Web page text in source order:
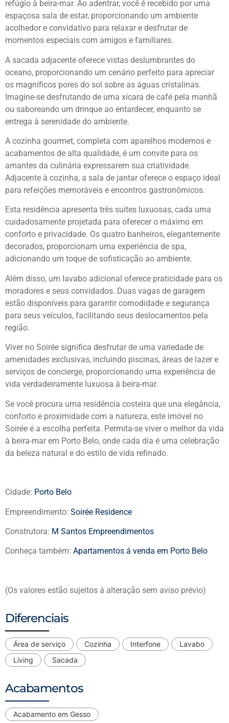
refúgio à beira-mar. Ao adentrar, você é recebido por uma
espaçosa sala de estar, proporcionando um ambiente
acolhedor e convidativo para relaxar e desfrutar de
momentos especiais com amigos e familiares.
A sacada adjacente oferece vistas deslumbrantes do
oceano, proporcionando um cenário perfeito para apreciar
os magníficos pores do sol sobre as águas cristalinas.
Imagine-se desfrutando de uma xícara de café pela manhã
ou saboreando um drinque ao entardecer, enquanto se
entrega à serenidade do ambiente.
A cozinha gourmet, completa com aparelhos modernos e
acabamentos de alta qualidade, é um convite para os
amantes da culinária expressarem sua criatividade.
Adjacente à cozinha, a sala de jantar oferece o espaço ideal
para refeições memoráveis e encontros gastronômicos.
Esta residência apresenta três suítes luxuosas, cada uma
cuidadosamente projetada para oferecer o máximo em
conforto e privacidade. Os quatro banheiros, elegantemente
decorados, proporcionam uma experiência de spa,
adicionando um toque de sofisticação ao ambiente.
Além disso, um lavabo adicional oferece praticidade para os
moradores e seus convidados. Duas vagas de garagem
estão disponíveis para garantir comodidade e segurança
para seus veículos, facilitando seus deslocamentos pela
região.
Viver no Soirée significa desfrutar de uma variedade de
amenidades exclusivas, incluindo piscinas, áreas de lazer e
serviços de concierge, proporcionando uma experiência de
vida verdadeiramente luxuosa à beira-mar.
Se você procura uma residência costeira que una elegância,
conforto e proximidade com a natureza, este imóvel no
Soirée é a escolha perfeita. Permita-se viver o melhor da vida
à beira-mar em Porto Belo, onde cada dia é uma celebração
da beleza natural e do estilo de vida refinado.
Cidade: Porto Belo
Empreendimento: Soirée Residence
Construtora: M Santos Empreendimentos
Conheça também: Apartamentos á venda em Porto Belo
(Os valores estão sujeitos á alteração sem aviso prévio)
Diferenciais
Área de serviço Cozinha Interfone
Lavabo
Living
Sacada
Acabamentos
Acabamento em Gesso